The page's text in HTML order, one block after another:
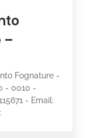
–
Fognature -
- 0010 -
- Email: